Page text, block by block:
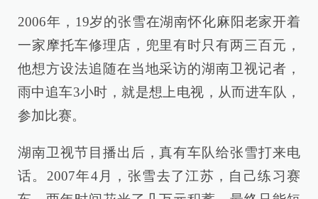
2006年，19岁的张雪在湖南怀化麻阳老家开着
一家摩托车修理店，兜里有时只有两三百元，
他想方设法追随在当地采访的湖南卫视记者，
雨中追车3小时，就是想上电视，从而进车队，
参加比赛。
湖南卫视节目播出后，真有车队给张雪打来电
话。2007年4月，张雪去了江苏，自己练习赛